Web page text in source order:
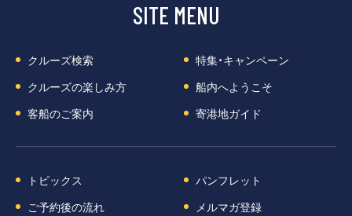
SITE MENU
クルーズ検索
特集・キャンペーン
クルーズの楽しみ方
船内へようこそ
客船のご案内
寄港地ガイド
トピックス
パンフレット
ご予約後の流れ
メルマガ登録